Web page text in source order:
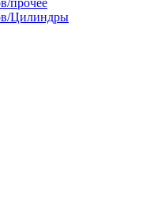
прочее
Цилиндры